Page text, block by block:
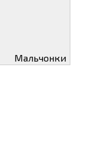
Мальчонки